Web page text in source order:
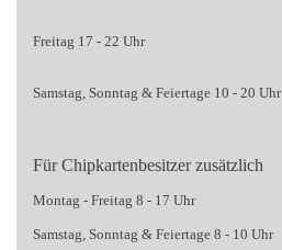
Freitag 17 - 22 Uhr
Samstag, Sonntag & Feiertage 10 - 20 Uhr
Für Chipkartenbesitzer zusätzlich
Montag - Freitag 8 - 17 Uhr
Samstag, Sonntag & Feiertage 8 - 10 Uhr